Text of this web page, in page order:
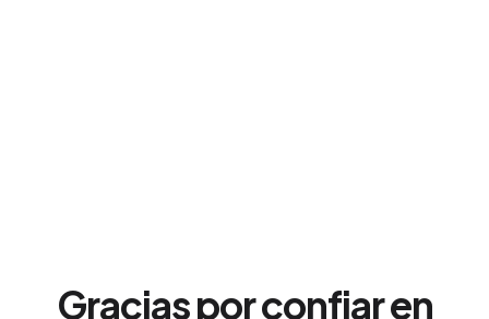
Gracias por confiar en